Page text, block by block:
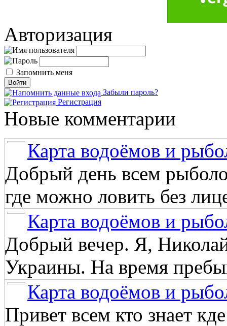
Авторизация
Запомнить меня
Забыли пароль?
Регистрация
Новые комментарии
Карта водоёмов и
Добрый день всем
где можно ловить без
Карта водоёмов и
Добрый вечер. Я,
Украины. На время
Карта водоёмов и
Привет всем кто знает